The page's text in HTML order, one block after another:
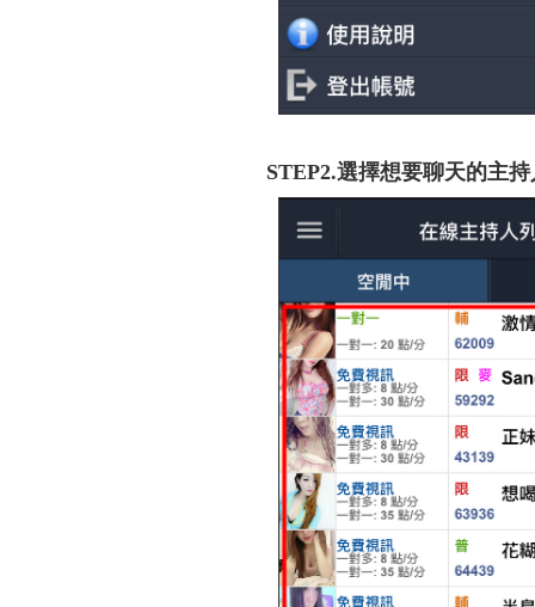
STEP2.選擇想要聊天的主持